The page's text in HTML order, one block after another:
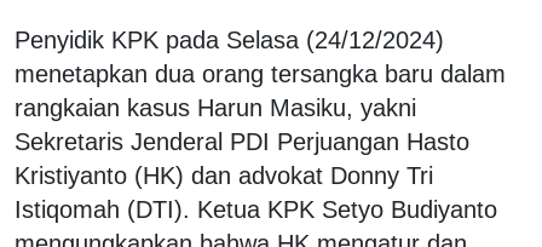
Penyidik KPK pada Selasa (24/12/2024)
menetapkan dua orang tersangka baru dalam
rangkaian kasus Harun Masiku, yakni
Sekretaris Jenderal PDI Perjuangan Hasto
Kristiyanto (HK) dan advokat Donny Tri
Istiqomah (DTI). Ketua KPK Setyo Budiyanto